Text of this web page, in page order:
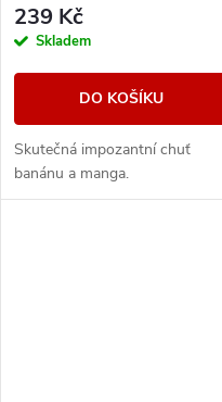
239 Kč
Skladem
DO KOŠÍKU
Skutečná impozantní chuť
banánu a manga.